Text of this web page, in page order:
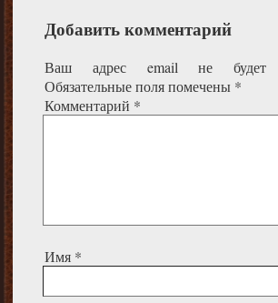
Добавить комментарий
Ваш адрес email не будет
Обязательные поля помечены *
Комментарий *
Имя *